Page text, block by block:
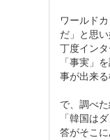
ワールド
だ」と思い
丁度イン
「事実」
事が出来る
で、調べ
「韓国は
答がそこに